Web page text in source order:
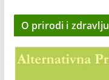
O prirodi i zdravlju